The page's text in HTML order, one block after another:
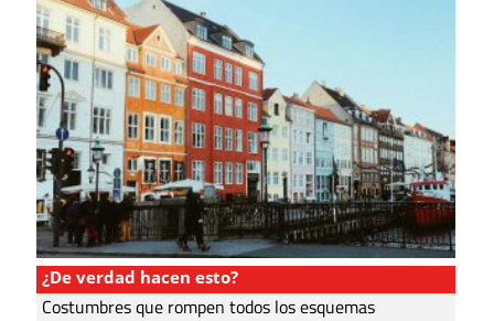
¿De verdad hacen esto?
Costumbres que rompen todos los esquemas